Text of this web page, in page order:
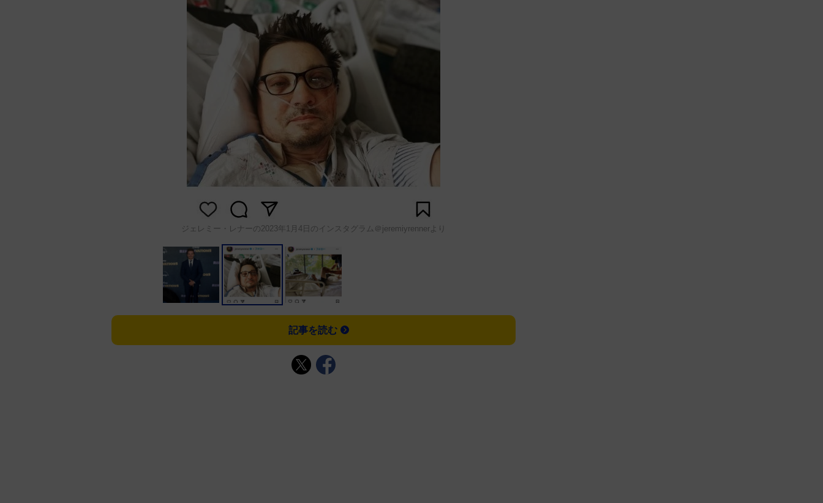
ジェレミー・レナーの2023年1月4日のインスタグラム＠jeremiyrennerより
記事を読む